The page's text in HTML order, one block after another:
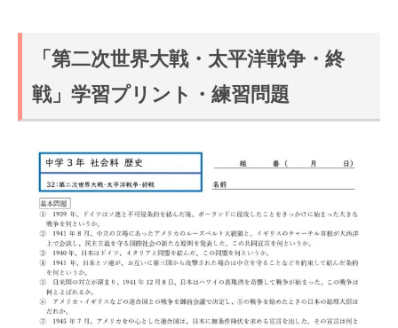
「第二次世界大戦・太平洋戦争・終
戦」学習プリント・練習問題